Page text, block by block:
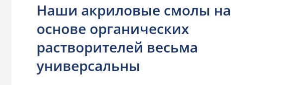
Наши акриловые смолы на
основе органических
растворителей весьма
универсальны